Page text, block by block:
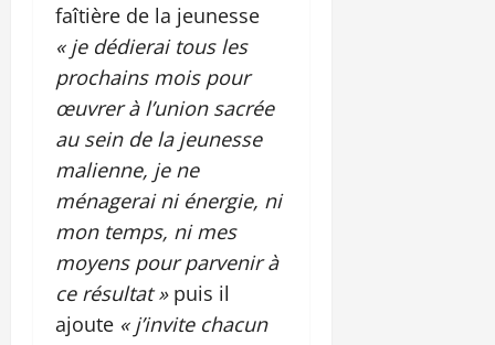
faîtière de la jeunesse
« je dédierai tous les
prochains mois pour
œuvrer à l’union sacrée
au sein de la jeunesse
malienne, je ne
ménagerai ni énergie, ni
mon temps, ni mes
moyens pour parvenir à
ce résultat »puis il
ajoute « j’invite chacun